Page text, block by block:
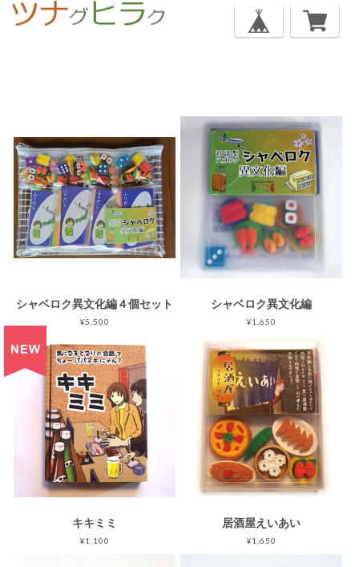
シャベロク異文化編４個セット
¥5,500
シャベロク異文化編
¥1,650
キキミミ
¥1,100
居酒屋えいあい
¥1,650